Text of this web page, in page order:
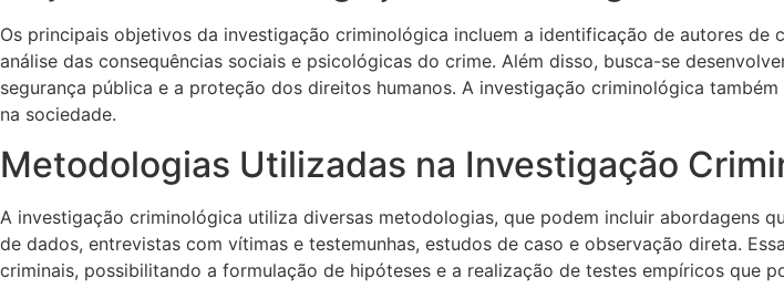
Os principais objetivos da investigação criminológica incluem a identificação de autores
análise das consequências sociais e psicológicas do crime. Além disso, busca-se
segurança pública e a proteção dos direitos humanos. A investigação criminológica
na sociedade.
Metodologias Utilizadas na Investigação
A investigação criminológica utiliza diversas metodologias, que podem incluir abordagens
de dados, entrevistas com vítimas e testemunhas, estudos de caso e observação direta.
criminais, possibilitando a formulação de hipóteses e a realização de testes empíricos que